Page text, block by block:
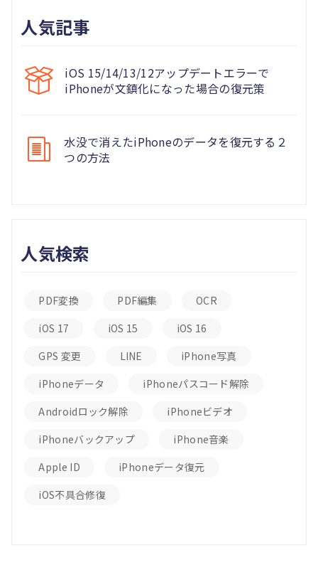
人気記事
iOS 15/14/13/12アップデートエラーで
iPhoneが文鎮化になった場合の復元策
水没で消えたiPhoneのデータを復元する２
つの方法
人気検索
PDF変換 PDF編集
OCR
iOS 17
iOS 15
iOS 16
GPS 変更
LINE
iPhone写真
iPhoneデータ
iPhoneパスコード解除
Androidロック解除
iPhoneビデオ
iPhoneバックアップ
iPhone音楽
Apple ID
iPhoneデータ復元
iOS不具合修復